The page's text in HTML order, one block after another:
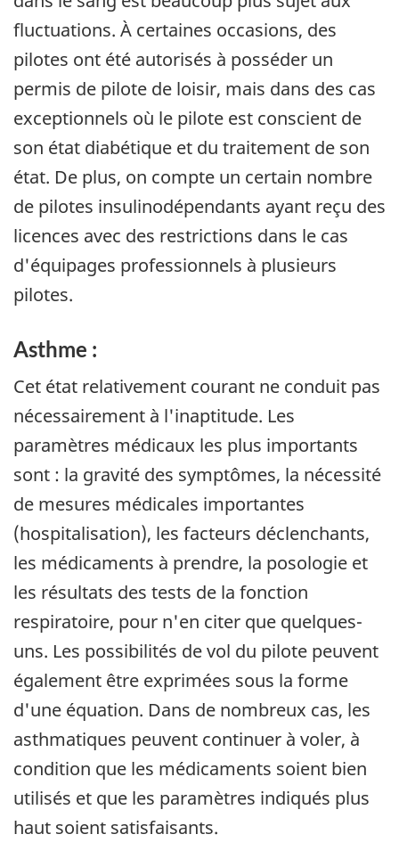
fluctuations. À certaines occasions, des
pilotes ont été autorisés à posséder un
permis de pilote de loisir, mais dans des cas
exceptionnels où le pilote est conscient de
son état diabétique et du traitement de son
état. De plus, on compte un certain nombre
de pilotes insulinodépendants ayant reçu des
licences avec des restrictions dans le cas
d'équipages professionnels à plusieurs
pilotes.
Asthme :
Cet état relativement courant ne conduit pas
nécessairement à l'inaptitude. Les
paramètres médicaux les plus importants
sont : la gravité des symptômes, la nécessité
de mesures médicales importantes
(hospitalisation), les facteurs déclenchants,
les médicaments à prendre, la posologie et
les résultats des tests de la fonction
respiratoire, pour n'en citer que quelques-
uns. Les possibilités de vol du pilote peuvent
également être exprimées sous la forme
d'une équation. Dans de nombreux cas, les
asthmatiques peuvent continuer à voler, à
condition que les médicaments soient bien
utilisés et que les paramètres indiqués plus
haut soient satisfaisants.